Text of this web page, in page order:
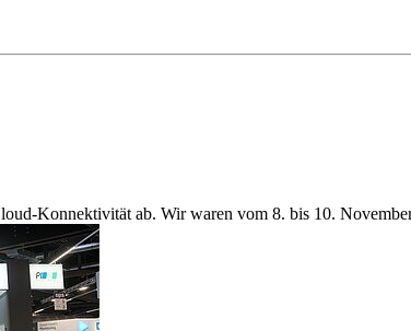
Konnektivität ab. Wir waren vom 8. bis 10.